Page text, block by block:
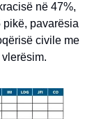
në 47%,
pikë, pavarësia
civile me